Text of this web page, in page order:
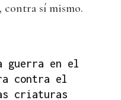
contra sí mismo.
guerra en el
contra el
criaturas